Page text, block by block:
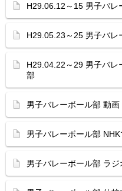
H29.06.12～15 男子バレ
H29.05.23～25 男子バレ
H29.04.22～29 男子バレ
部
男子バレーボール部 動
男子バレーボール部
男子バレーボール部 ラジ